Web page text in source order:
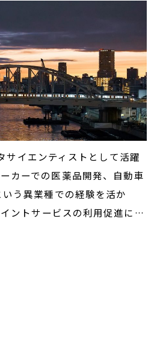
サイエンティストとして活躍
カーでの医薬品開発、自動車
う異業種での経験を活か
ントサービスの利用促進に…